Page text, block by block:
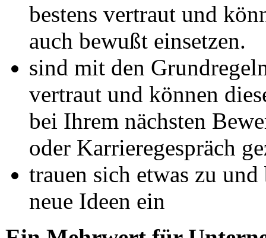
bestens vertraut und
auch bewußt einsetzen.
sind mit den
vertraut und können
bei Ihrem nächsten
oder Karrieregespräch
trauen sich etwas zu
neue Ideen ein